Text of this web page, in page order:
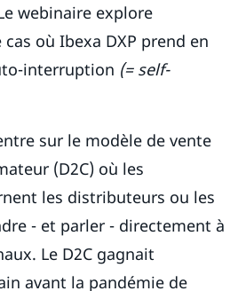
webinaire explore
où Ibexa DXP prend en
interruption (= self-
sur le modèle de vente
(D2C) où les
les distributeurs ou les
- et parler - directement à
Le D2C gagnait
avant la pandémie de